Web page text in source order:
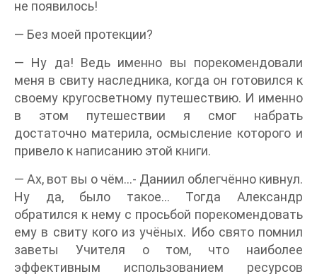
не появилось!
— Без моей протекции?
— Ну да! Ведь именно вы порекомендовали
меня в свиту наследника, когда он готовился к
своему кругосветному путешествию. И именно
в этом путешествии я смог набрать
достаточно материла, осмысление которого и
привело к написанию этой книги.
— Ах, вот вы о чём…- Даниил облегчённо кивнул.
Ну да, было такое… Тогда Александр
обратился к нему с просьбой порекомендовать
ему в свиту кого из учёных. Ибо свято помнил
заветы Учителя о том, что наиболее
эффективным использованием ресурсов